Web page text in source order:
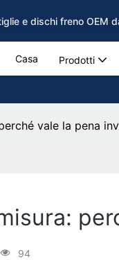
e dischi freno OEM
Casa Prodotti
vale la pena
94